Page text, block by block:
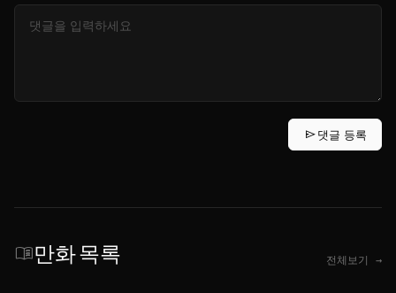
send댓글 등록
menu_book만화 목록 전체보기 →